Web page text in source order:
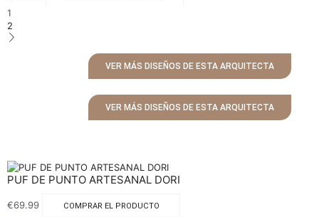
1
2
VER MÁS DISEÑOS DE ESTA ARQUITECTA
VER MÁS DISEÑOS DE ESTA ARQUITECTA
PUF DE PUNTO ARTESANAL DORI
€69.99 COMPRAR EL PRODUCTO